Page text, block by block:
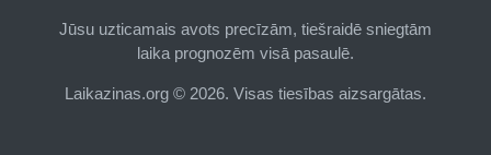
Jūsu uzticamais avots precīzām, tiešraidē sniegtām
laika prognozēm visā pasaulē.
Laikazinas.org © 2026. Visas tiesības aizsargātas.